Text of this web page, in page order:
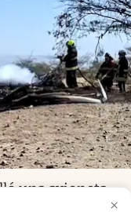
×
una avioneta
y murieron 13